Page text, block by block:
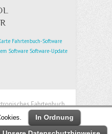
Fahrtenbuch-Software
Software Software-Update
Fahrtenbuch
Best | Theme von:
von:WordPress
In Ordnung